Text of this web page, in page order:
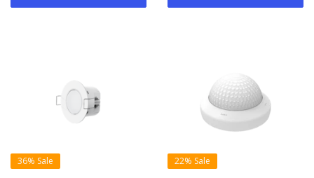
36% Sale 22% Sale